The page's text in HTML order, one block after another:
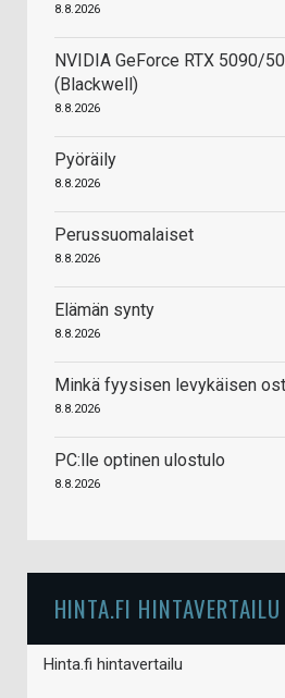
8.8.2026
NVIDIA GeForce RTX 5090/
(Blackwell)
8.8.2026
Pyöräily
8.8.2026
Perussuomalaiset
8.8.2026
Elämän synty
8.8.2026
Minkä fyysisen levykäisen
8.8.2026
PC:lle optinen ulostulo
8.8.2026
HINTA.FI HINTAVERTAILU
Hinta.fi hintavertailu